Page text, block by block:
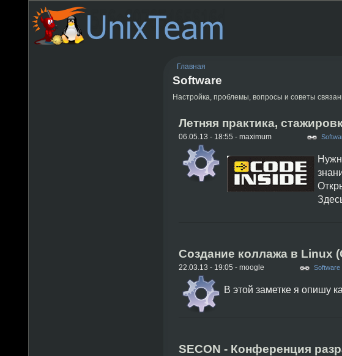
Главная
Software
Настройка, проблемы, вопросы и советы
Летняя практика,
06.05.13 - 18:55 - maximum
Создание коллажа в Linux
22.03.13 - 19:05 - moogle Software
В этой заметке я опишу
SECON - Конференция